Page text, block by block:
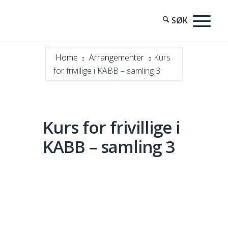
Home Arrangementer
Kurs
for frivillige i KABB – samling 3
Kurs for frivillige i
KABB – samling 3